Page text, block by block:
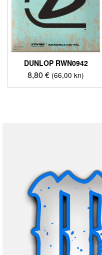
DUNLOP RWN0942
8,80€ (66,00 kn)